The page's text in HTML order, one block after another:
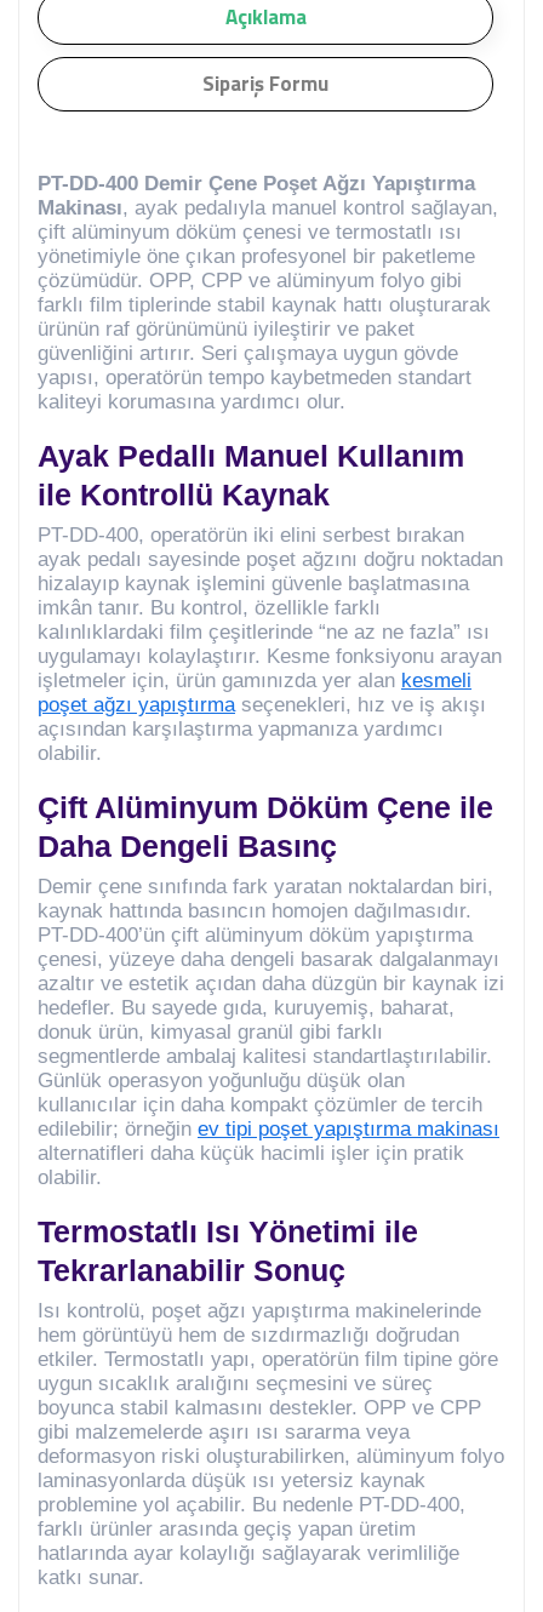
Açıklama
Sipariş Formu
PT-DD-400 Demir Çene Poşet Ağzı Yapıştırma
Makinası, ayak pedalıyla manuel kontrol sağlayan,
çift alüminyum döküm çenesi ve termostatlı ısı
yönetimiyle öne çıkan profesyonel bir paketleme
çözümüdür. OPP, CPP ve alüminyum folyo gibi
farklı film tiplerinde stabil kaynak hattı oluşturarak
ürünün raf görünümünü iyileştirir ve paket
güvenliğini artırır. Seri çalışmaya uygun gövde
yapısı, operatörün tempo kaybetmeden standart
kaliteyi korumasına yardımcı olur.
Ayak Pedallı Manuel Kullanım
ile Kontrollü Kaynak
PT-DD-400, operatörün iki elini serbest bırakan
ayak pedalı sayesinde poşet ağzını doğru noktadan
hizalayıp kaynak işlemini güvenle başlatmasına
imkân tanır. Bu kontrol, özellikle farklı
kalınlıklardaki film çeşitlerinde “ne az ne fazla” ısı
uygulamayı kolaylaştırır. Kesme fonksiyonu arayan
işletmeler için, ürün gamınızda yer alan kesmeli
poşet ağzı yapıştırmaseçenekleri, hız ve iş akışı
açısından karşılaştırma yapmanıza yardımcı
olabilir.
Çift Alüminyum Döküm Çene ile
Daha Dengeli Basınç
Demir çene sınıfında fark yaratan noktalardan biri,
kaynak hattında basıncın homojen dağılmasıdır.
PT-DD-400’ün çift alüminyum döküm yapıştırma
çenesi, yüzeye daha dengeli basarak dalgalanmayı
azaltır ve estetik açıdan daha düzgün bir kaynak izi
hedefler. Bu sayede gıda, kuruyemiş, baharat,
donuk ürün, kimyasal granül gibi farklı
segmentlerde ambalaj kalitesi standartlaştırılabilir.
Günlük operasyon yoğunluğu düşük olan
kullanıcılar için daha kompakt çözümler de tercih
edilebilir; örneğin ev tipi poşet yapıştırma makinası
alternatifleri daha küçük hacimli işler için pratik
olabilir.
Termostatlı Isı Yönetimi ile
Tekrarlanabilir Sonuç
Isı kontrolü, poşet ağzı yapıştırma makinelerinde
hem görüntüyü hem de sızdırmazlığı doğrudan
etkiler. Termostatlı yapı, operatörün film tipine göre
uygun sıcaklık aralığını seçmesini ve süreç
boyunca stabil kalmasını destekler. OPP ve CPP
gibi malzemelerde aşırı ısı sararma veya
deformasyon riski oluşturabilirken, alüminyum folyo
laminasyonlarda düşük ısı yetersiz kaynak
problemine yol açabilir. Bu nedenle PT-DD-400,
farklı ürünler arasında geçiş yapan üretim
hatlarında ayar kolaylığı sağlayarak verimliliğe
katkı sunar.